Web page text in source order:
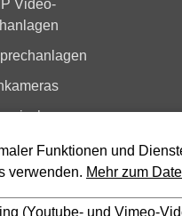
Funktionen und
verwenden. Mehr zum
(Youtube- und Vimeo-
Video-